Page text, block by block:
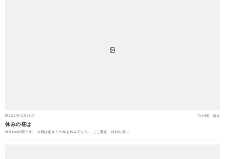
2017年2月13日 片岡 裕介
休みの昼は
Hill top片岡です。 今日は定休日の為お休みでした。 ここ最近、休日の昼…